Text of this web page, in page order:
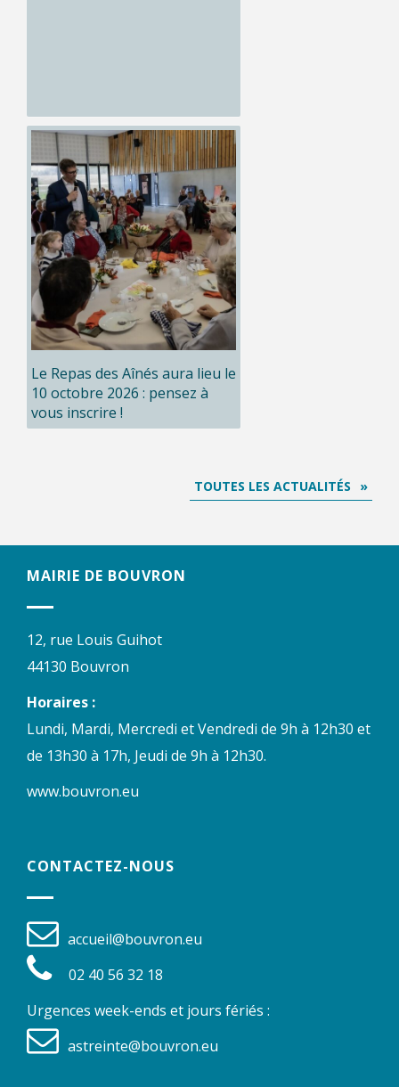
Le Repas des Aînés aura lieu le
10 octobre 2026 : pensez à
vous inscrire !
TOUTES LES ACTUALITÉS
MAIRIE DE BOUVRON
12, rue Louis Guihot
44130 Bouvron
Horaires :
Lundi, Mardi, Mercredi et Vendredi de 9h à 12h30 et
de 13h30 à 17h, Jeudi de 9h à 12h30.
www.bouvron.eu
CONTACTEZ-NOUS
accueil@bouvron.eu
02 40 56 32 18
Urgences week-ends et jours fériés :
astreinte@bouvron.eu